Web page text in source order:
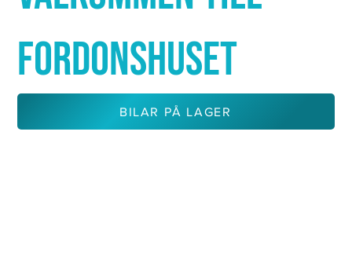
FORDONSHUSET
BILAR PÅ LAGER